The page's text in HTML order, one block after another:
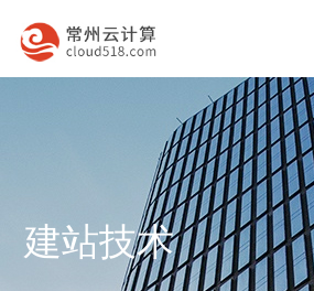
页
建站技术